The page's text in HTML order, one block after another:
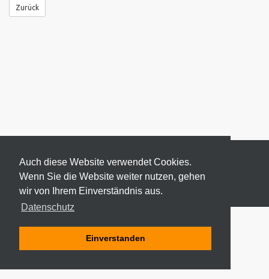
Auch diese Website verwendet Cookies.
Wenn Sie die Website weiter nutzen, gehen
wir von Ihrem Einverständnis aus.
Datenschutz
Einverstanden
Zurück
© 2026 ODEKI - ALLE RECHTE VORBEHALTEN